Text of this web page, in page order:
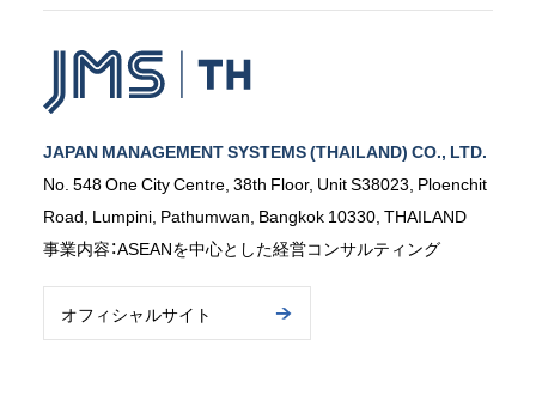
JAPAN MANAGEMENT SYSTEMS (THAILAND) CO., LTD.
No. 548 One City Centre, 38th Floor, Unit S38023, Ploenchit
Road, Lumpini, Pathumwan, Bangkok 10330, THAILAND
事業内容：ASEANを中心とした経営コンサルティング
オフィシャルサイト